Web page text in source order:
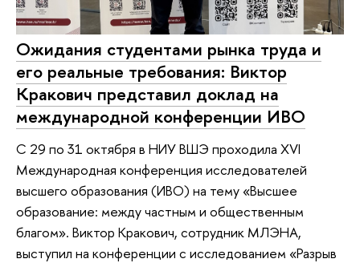
Ожидания студентами рынка труда и
его реальные требования: Виктор
Кракович представил доклад на
международной конференции ИВО
С 29 по 31 октября в НИУ ВШЭ проходила XVI
Международная конференция исследователей
высшего образования (ИВО) на тему «Высшее
образование: между частным и общественным
благом». Виктор Кракович, сотрудник МЛЭНА,
выступил на конференции с исследованием «Разрыв